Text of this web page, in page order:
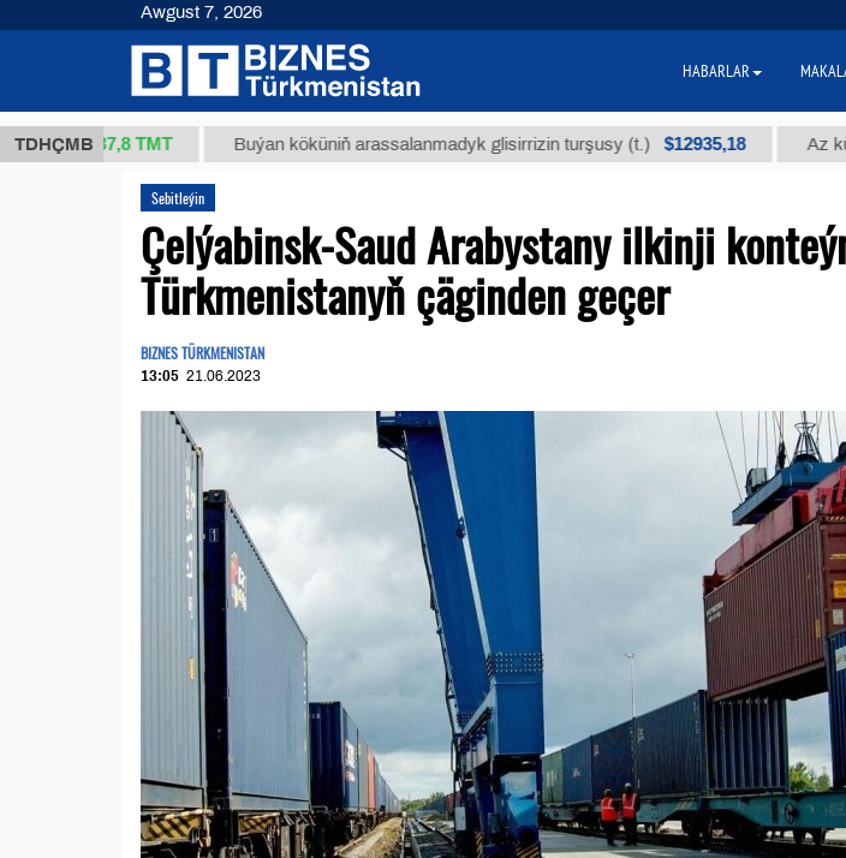
TDHÇMB
37,8 ТМТ Buýan köküniň arassalanmadyk glisirrizin turşusy (t.) $12935,18 Az kükürtli
Sebitleýin
Çelýabinsk-Saud Arabystany ilkinji
Türkmenistanyň çäginden geçer
BIZNES TÜRKMENISTAN
13:05 21.06.2023
Awgust 7, 2026
HABARLAR